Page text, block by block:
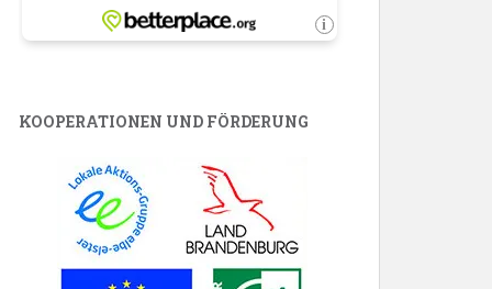
KOOPERATIONEN UND FÖRDERUNG